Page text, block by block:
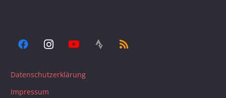
Datenschutzerklärung
Impressum